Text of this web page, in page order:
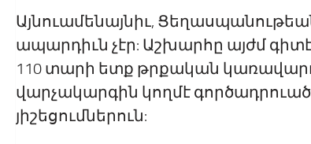
Այնուամենայնիւ,
ապարդիւն չէր: Աշխարհը այժմ
110 տարի ետք թրքական
վարչակարգին կողմէ
յիշեցումներուն: